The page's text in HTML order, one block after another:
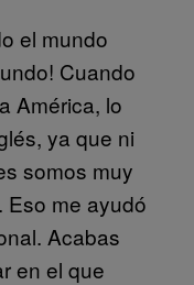
el mundo
Cuando
América, lo
ya que ni
somos muy
Eso me ayudó
Acabas
en el que